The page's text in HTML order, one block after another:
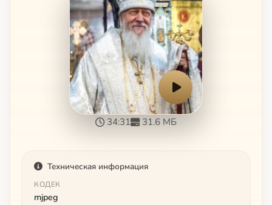
34:31 31.6 МБ
Техническая информация
КОДЕК
mjpeg